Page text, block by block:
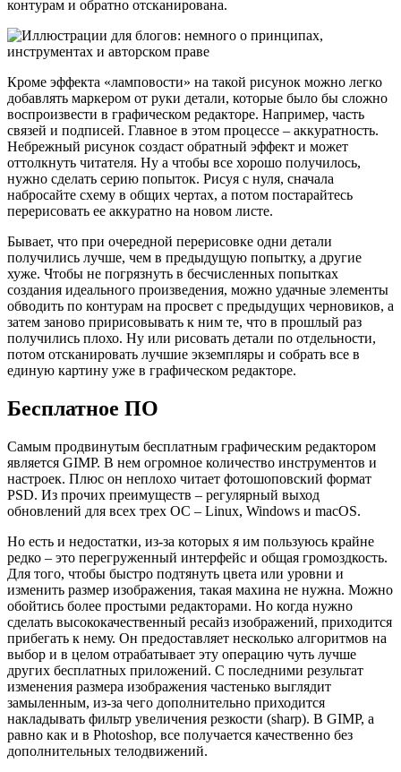
контурам и обратно отсканирована.
Кроме эффекта «ламповости» на такой рисунок можно легко
добавлять маркером от руки детали, которые было бы сложно
воспроизвести в графическом редакторе. Например, часть
связей и подписей. Главное в этом процессе – аккуратность.
Небрежный рисунок создаст обратный эффект и может
оттолкнуть читателя. Ну а чтобы все хорошо получилось,
нужно сделать серию попыток. Рисуя с нуля, сначала
набросайте схему в общих чертах, а потом постарайтесь
перерисовать ее аккуратно на новом листе.
Бывает, что при очередной перерисовке одни детали
получились лучше, чем в предыдущую попытку, а другие
хуже. Чтобы не погрязнуть в бесчисленных попытках
создания идеального произведения, можно удачные элементы
обводить по контурам на просвет с предыдущих черновиков, а
затем заново пририсовывать к ним те, что в прошлый раз
получились плохо. Ну или рисовать детали по отдельности,
потом отсканировать лучшие экземпляры и собрать все в
единую картину уже в графическом редакторе.
Бесплатное ПО
Самым продвинутым бесплатным графическим редактором
является GIMP. В нем огромное количество инструментов и
настроек. Плюс он неплохо читает фотошоповский формат
PSD. Из прочих преимуществ – регулярный выход
обновлений для всех трех ОС – Linux, Windows и macOS.
Но есть и недостатки, из-за которых я им пользуюсь крайне
редко – это перегруженный интерфейс и общая громоздкость.
Для того, чтобы быстро подтянуть цвета или уровни и
изменить размер изображения, такая махина не нужна. Можно
обойтись более простыми редакторами. Но когда нужно
сделать высококачественный ресайз изображений, приходится
прибегать к нему. Он предоставляет несколько алгоритмов на
выбор и в целом отрабатывает эту операцию чуть лучше
других бесплатных приложений. С последними результат
изменения размера изображения частенько выглядит
замыленным, из-за чего дополнительно приходится
накладывать фильтр увеличения резкости (sharp). В GIMP, а
равно как и в Photoshop, все получается качественно без
дополнительных телодвижений.